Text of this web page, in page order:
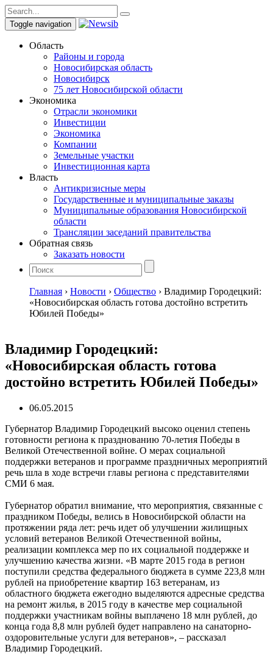
Toggle navigation
Область
Районы и города
Новосибирская область
Новосибирск
75 лет Новосибирской области
Экономика
Отрасли экономики
Инвестиции
Экономика
Компании
Земельные участки
Инвестиционная карта
Власть
Антикризисные меры
Государственные и муниципальные заказы
Муниципальные образования Новосибирской
области
Трансляции заседаний правительства
Обратная связь
Заказать новости
Главная › Новости › Общество › Владимир Городецкий:
«Новосибирская область готова достойно встретить
Юбилей Победы»
Владимир Городецкий:
«Новосибирская область готова
достойно встретить Юбилей Победы»
06.05.2015
Губернатор Владимир Городецкий высоко оценил степень
готовности региона к празднованию 70-летия Победы в
Великой Отечественной войне. О мерах социальной
поддержки ветеранов и программе праздничных мероприятий
речь шла в ходе встречи главы региона с представителями
СМИ 6 мая.
Губернатор обратил внимание, что мероприятия, связанные с
праздником Победы, велись в Новосибирской области на
протяжении ряда лет: речь идет об улучшении жилищных
условий ветеранов Великой Отечественной войны,
реализации комплекса мер по их социальной поддержке и
улучшению качества жизни. «В марте 2015 года в регион
поступили средства федерального бюджета в сумме 223,8 млн
рублей на приобретение квартир 163 ветеранам, из
областного бюджета ежегодно выделяются адресные средства
на ремонт жилья, в 2015 году в качестве мер социальной
поддержки участникам войны выплачено 18 млн рублей, до
конца года 8,8 млн рублей будет направлено на санаторно-
оздоровительные услуги для ветеранов», – рассказал
Владимир Городецкий.